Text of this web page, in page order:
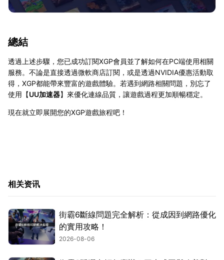
總結
透過上述步驟，您已成功訂閱XGP會員並了解如何在PC端使用相關
服務。不論是直接透過微軟商店訂閱，或是透過NVIDIA優惠活動取
得，XGP都能帶來豐富的遊戲體驗。若遇到網路相關問題，別忘了
使用【UU加速器】來優化連線品質，讓遊戲過程更加順暢穩定。
現在就立即展開您的XGP遊戲旅程吧！
相关资讯
街霸6斷線問題完全解析：從成因到網路優化
的實用攻略！
2026-08-06